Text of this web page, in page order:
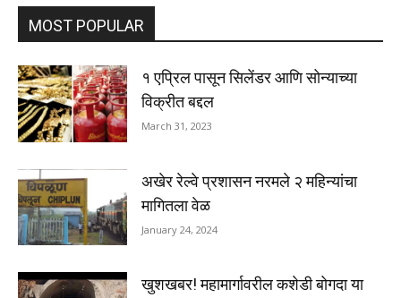
MOST POPULAR
१ एप्रिल पासून सिलेंडर आणि सोन्याच्या
विक्रीत बद्दल
March 31, 2023
अखेर रेल्वे प्रशासन नरमले २ महिन्यांचा
मागितला वेळ
January 24, 2024
खुशखबर! महामार्गावरील कशेडी बोगदा या